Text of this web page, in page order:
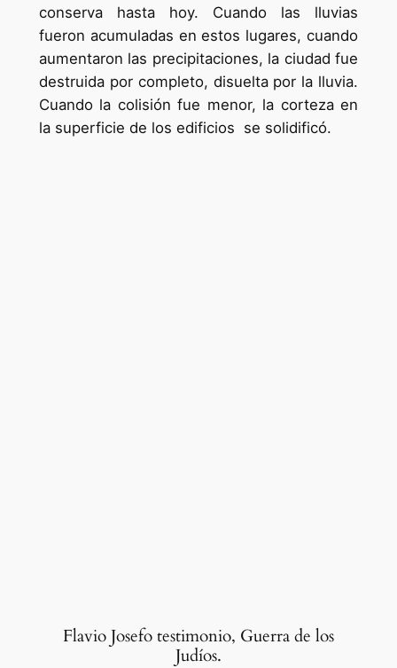
conserva hasta hoy. Cuando las lluvias
fueron acumuladas en estos lugares, cuando
aumentaron las precipitaciones, la ciudad fue
destruida por completo, disuelta por la lluvia.
Cuando la colisión fue menor, la corteza en
la superficie de los edificios se solidificó.
Flavio Josefo testimonio, Guerra de los
Judíos.